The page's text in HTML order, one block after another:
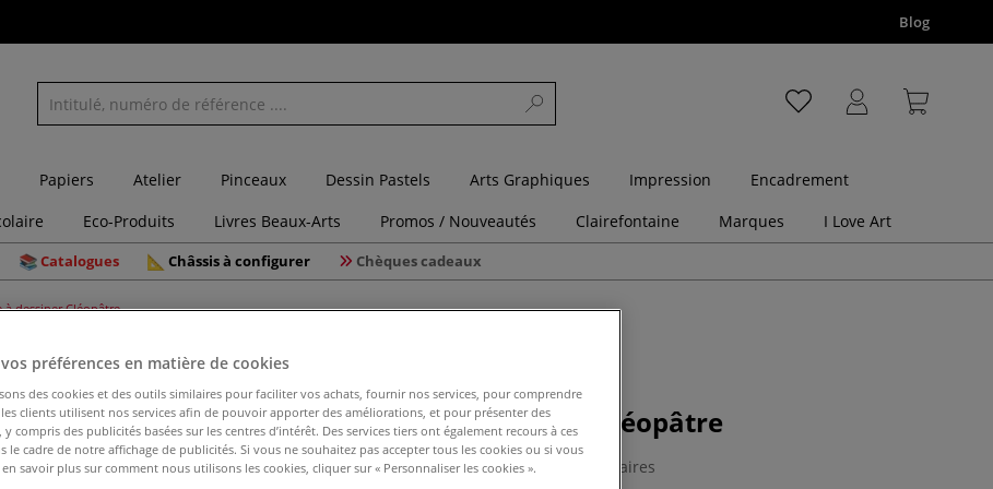
Blog
Papiers Atelier Pinceaux Dessin Pastels Arts Graphiques Impression
Encadrement
Eco-Produits Livres Beaux-Arts Promos / Nouveautés Clairefontaine Marques I Love Art
Catalogues Châssis à configurer Chèques cadeaux
à dessiner Cléopâtre
Encre à dessiner Cléopâtre
3 Commentaires
préférences en matière de cookies
des cookies et des outils similaires pour faciliter vos achats, fournir nos services, pour comprendre
clients utilisent nos services afin de pouvoir apporter des améliorations, et pour présenter des
y compris des publicités basées sur les centres d’intérêt. Des services tiers ont également recours à ces
le cadre de notre affichage de publicités. Si vous ne souhaitez pas accepter tous les cookies ou si vous
savoir plus sur comment nous utilisons les cookies, cliquer sur « Personnaliser les cookies ».